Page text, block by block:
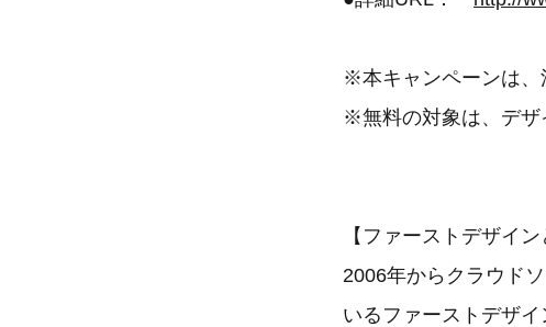
※本キャンペーンは、
※無料の対象は、デザ
【ファーストデザイン
2006年からクラウド
いるファーストデザ